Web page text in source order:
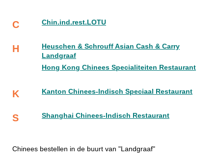
C Chin.ind.rest.LOTU
H
Heuschen & Schrouff Asian Cash & Carry
Landgraaf
Hong Kong Chinees Specialiteiten Restaurant
K Kanton Chinees-Indisch Speciaal Restaurant
S Shanghai Chinees-Indisch Restaurant
Chinees bestellen in de buurt van "Landgraaf"